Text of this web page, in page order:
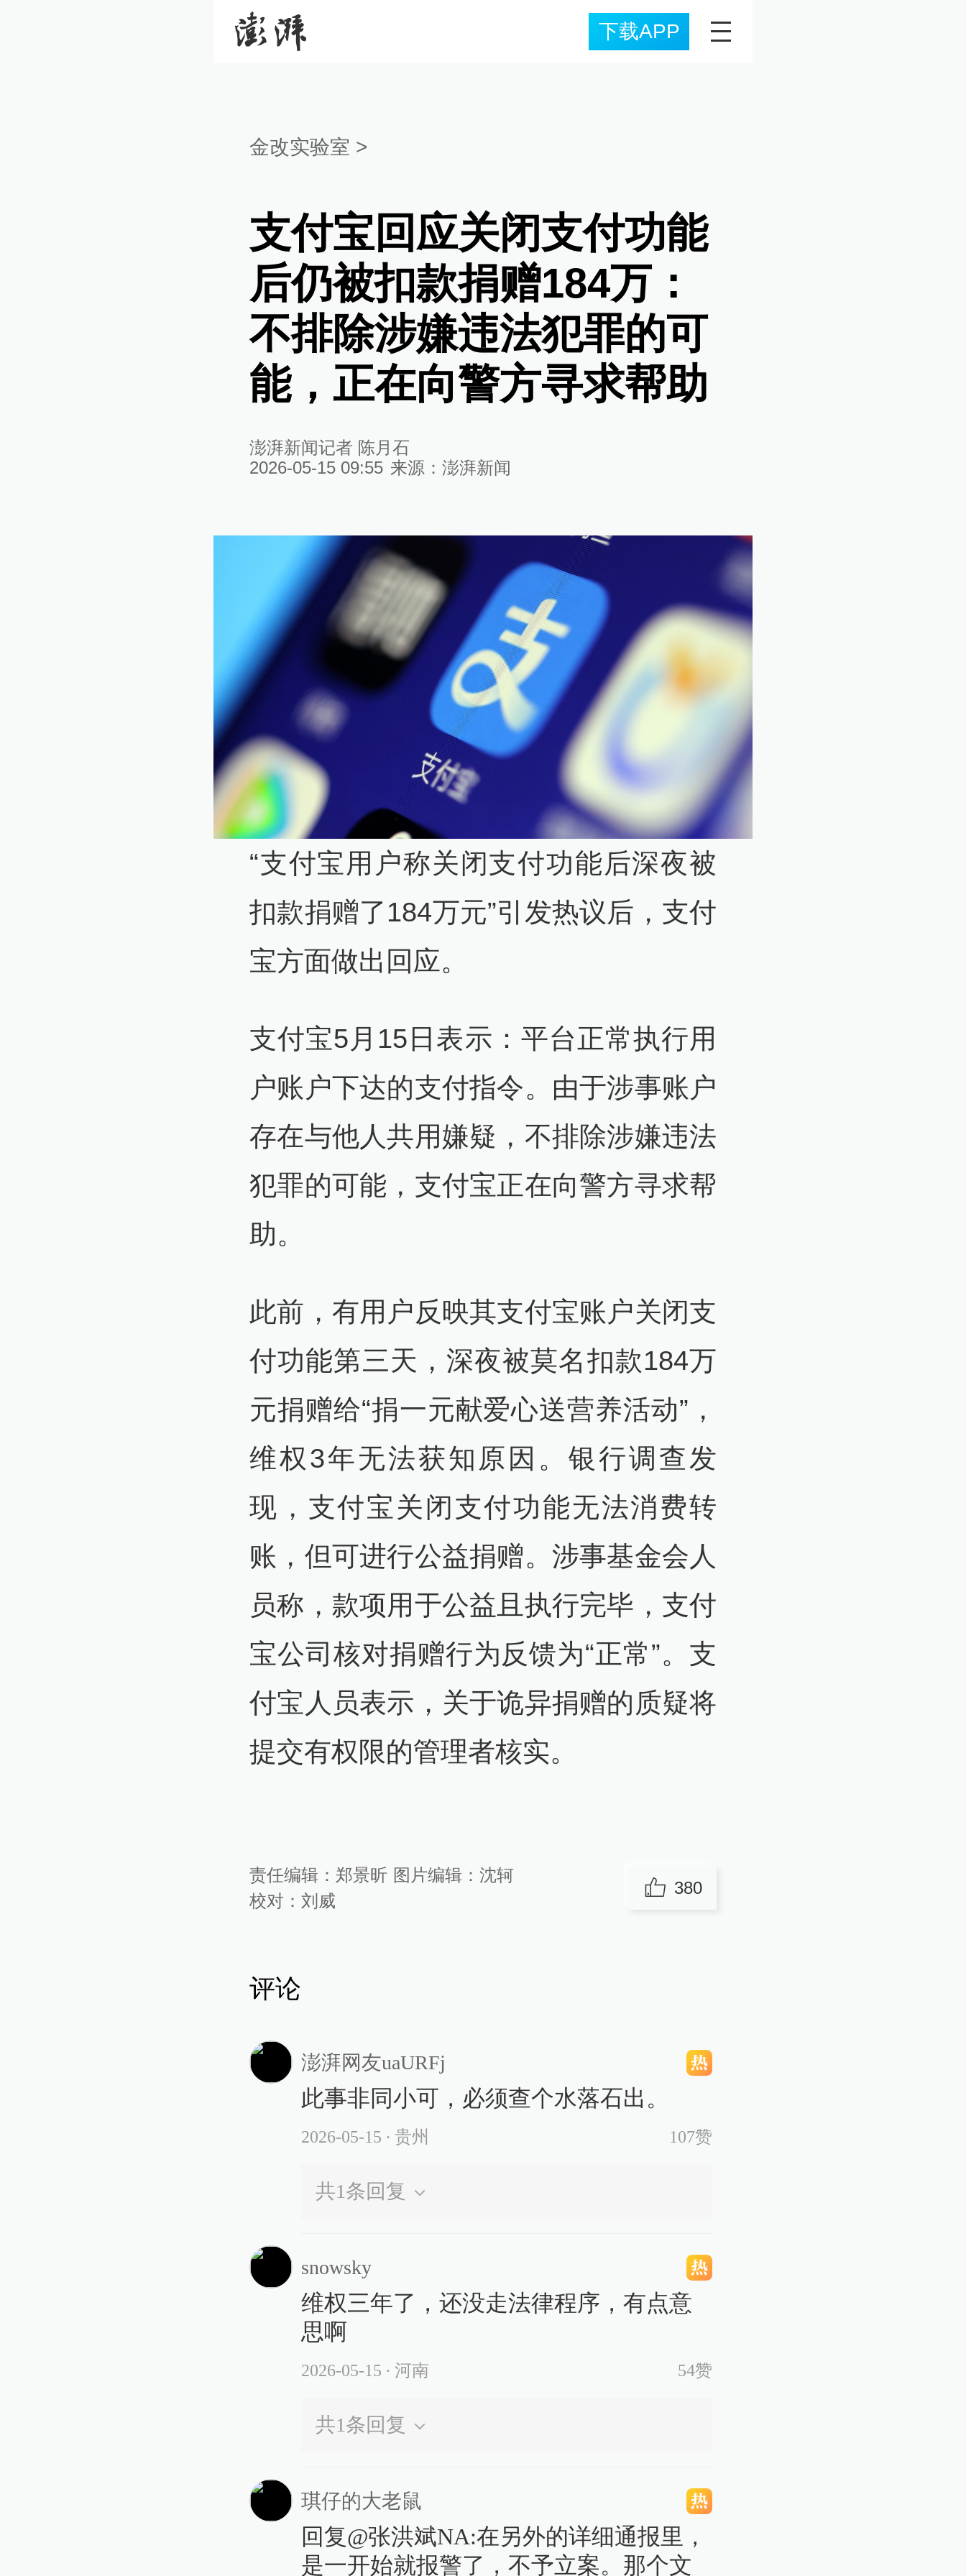
下载APP
金改实验室 >
支付宝回应关闭支付功能
后仍被扣款捐赠184万：
不排除涉嫌违法犯罪的可
能，正在向警方寻求帮助
澎湃新闻记者 陈月石
2026-05-15 09:55 来源： 澎湃新闻
“支付宝用户称关闭支付功能后深夜被
扣款捐赠了184万元”引发热议后，支付
宝方面做出回应。
支付宝5月15日表示：平台正常执行用
户账户下达的支付指令。由于涉事账户
存在与他人共用嫌疑，不排除涉嫌违法
犯罪的可能，支付宝正在向警方寻求帮
助。
此前，有用户反映其支付宝账户关闭支
付功能第三天，深夜被莫名扣款184万
元捐赠给“捐一元献爱心送营养活动”，
维权3年无法获知原因。银行调查发
现，支付宝关闭支付功能无法消费转
账，但可进行公益捐赠。涉事基金会人
员称，款项用于公益且执行完毕，支付
宝公司核对捐赠行为反馈为“正常”。支
付宝人员表示，关于诡异捐赠的质疑将
提交有权限的管理者核实。
责任编辑： 郑景昕 图片编辑： 沈轲
校对： 刘威
380
评论
澎湃网友uaURFj
此事非同小可，必须查个水落石出。
2026-05-15 ∙ 贵州 107赞
共1条回复
snowsky
维权三年了，还没走法律程序，有点意
思啊
2026-05-15 ∙ 河南 54赞
共1条回复
琪仔的大老鼠
回复@张洪斌NA:在另外的详细通报里，
是一开始就报警了，不予立案。那个文